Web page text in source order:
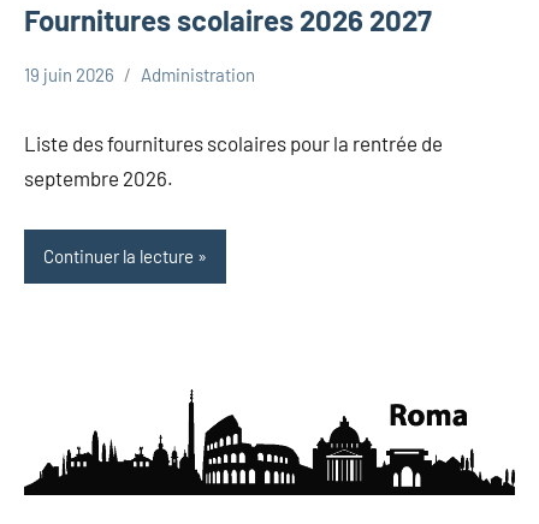
Fournitures scolaires 2026 2027
Uncategorized
19 juin 2026 Administration
Liste des fournitures scolaires pour la rentrée de
septembre 2026.
Continuer la lecture